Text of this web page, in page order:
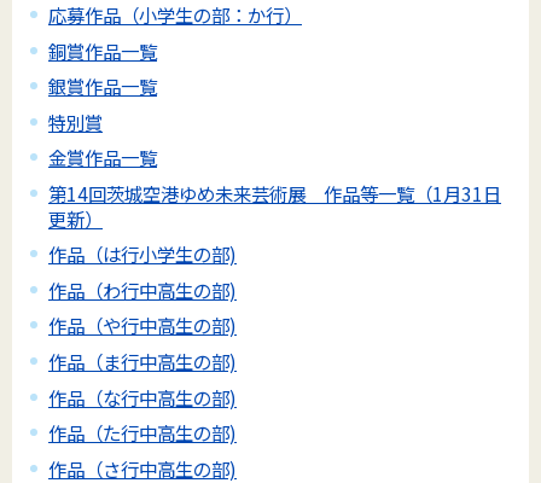
応募作品（小学生の部：か行）
銅賞作品一覧
銀賞作品一覧
特別賞
金賞作品一覧
第14回茨城空港ゆめ未来芸術展 作品等一覧（1月31日
更新）
作品（は行小学生の部)
作品（わ行中高生の部)
作品（や行中高生の部)
作品（ま行中高生の部)
作品（な行中高生の部)
作品（た行中高生の部)
作品（さ行中高生の部)